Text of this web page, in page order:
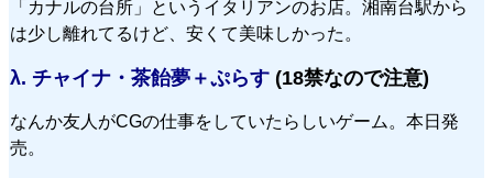
「カナルの台所」というイタリアンのお店。湘南台駅から
は少し離れてるけど、安くて美味しかった。
λ. チャイナ・茶飴夢＋ぷらす (18禁なので注意)
なんか友人がCGの仕事をしていたらしいゲーム。本日発
売。